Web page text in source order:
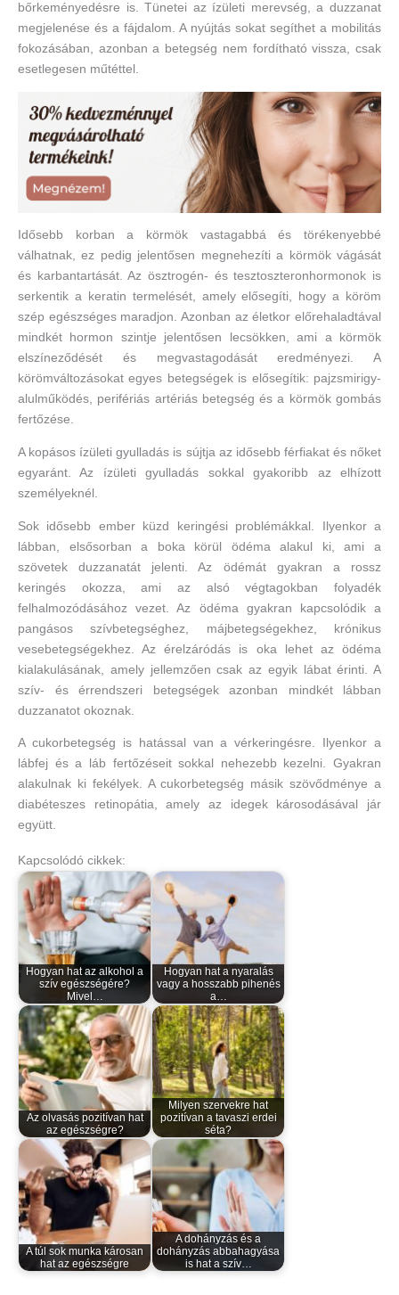
bőrkeményedésre is. Tünetei az ízületi merevség, a duzzanat
megjelenése és a fájdalom. A nyújtás sokat segíthet a mobilitás
fokozásában, azonban a betegség nem fordítható vissza, csak
esetlegesen műtéttel.
Idősebb korban a körmök vastagabbá és törékenyebbé
válhatnak, ez pedig jelentősen megnehezíti a körmök vágását
és karbantartását. Az ösztrogén- és tesztoszteronhormonok is
serkentik a keratin termelését, amely elősegíti, hogy a köröm
szép egészséges maradjon. Azonban az életkor előrehaladtával
mindkét hormon szintje jelentősen lecsökken, ami a körmök
elszíneződését és megvastagodását eredményezi. A
körömváltozásokat egyes betegségek is elősegítik: pajzsmirigy-
alulműködés, perifériás artériás betegség és a körmök gombás
fertőzése.
A kopásos ízületi gyulladás is sújtja az idősebb férfiakat és nőket
egyaránt. Az ízületi gyulladás sokkal gyakoribb az elhízott
személyeknél.
Sok idősebb ember küzd keringési problémákkal. Ilyenkor a
lábban, elsősorban a boka körül ödéma alakul ki, ami a
szövetek duzzanatát jelenti. Az ödémát gyakran a rossz
keringés okozza, ami az alsó végtagokban folyadék
felhalmozódásához vezet. Az ödéma gyakran kapcsolódik a
pangásos szívbetegséghez, májbetegségekhez, krónikus
vesebetegségekhez. Az érelzáródás is oka lehet az ödéma
kialakulásának, amely jellemzően csak az egyik lábat érinti. A
szív- és érrendszeri betegségek azonban mindkét lábban
duzzanatot okoznak.
A cukorbetegség is hatással van a vérkeringésre. Ilyenkor a
lábfej és a láb fertőzéseit sokkal nehezebb kezelni. Gyakran
alakulnak ki fekélyek. A cukorbetegség másik szövődménye a
diabéteszes retinopátia, amely az idegek károsodásával jár
együtt.
Kapcsolódó cikkek:
Hogyan hat az alkohol a
szív egészségére?
Mivel…
Hogyan hat a nyaralás
vagy a hosszabb pihenés
a…
Az olvasás pozitívan hat
az egészségre?
Milyen szervekre hat
pozitívan a tavaszi erdei
séta?
A túl sok munka károsan
hat az egészségre
A dohányzás és a
dohányzás abbahagyása
is hat a szív…